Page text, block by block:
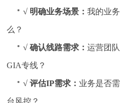
√ 明确业务场景：我的业
么？
√ 确认线路需求：运营团
GIA专线？
√ 评估IP需求： 业务是否